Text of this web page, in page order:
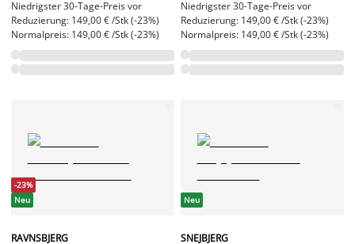
Niedrigster 30-Tage-Preis vor
Reduzierung: 149,00 € /Stk (-23%)
Normalpreis: 149,00 € /Stk (-23%)
Niedrigster 30-Tage-Preis vor
Reduzierung: 149,00 € /Stk (-23%)
Normalpreis: 149,00 € /Stk (-23%)
-23%
Neu
RAVNSBJERG
Neu
SNEJBJERG